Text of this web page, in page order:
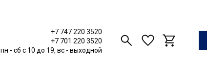
+7 747 220 3520
+7 701 220 3520
пн - сб c 10 до 19, вс - выходной